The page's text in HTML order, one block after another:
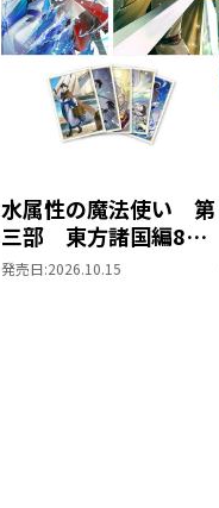
水属性の魔法使い 第
三部 東方諸国編8
同時発売まとめ買いセ
発売日:2026.10.15